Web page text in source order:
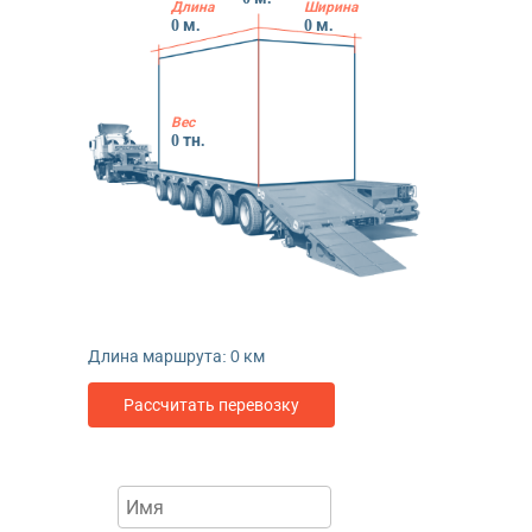
Ширина
0 м.
Длина
0 м.
Вес
0тн.
Длина маршрута: 0 км
Рассчитать перевозку